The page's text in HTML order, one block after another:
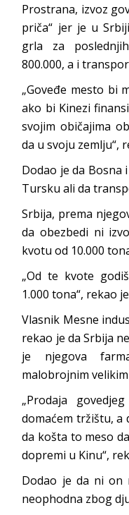
Prostrana, izvoz
priča“ jer je u
grla za
800.000, a i
„Goveđe mesto bi
ako bi Kinezi
svojim običajima
da u svoju zemlju“,
Dodao je da Bosna
Tursku ali da
Srbija, prema
da obezbedi ni
kvotu od 10.000
„Od te kvote
1.000 tona“, rekao
Vlasnik Mesne
rekao je da Srbija
je njegova
malobrojnim
„Prodaja
domaćem tržištu,
da košta to meso
dopremi u Kinu“,
Dodao je da ni on
neophodna zbog